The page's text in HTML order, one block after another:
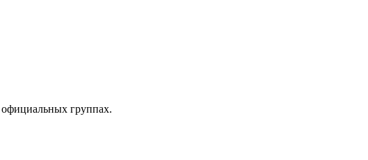
группах.